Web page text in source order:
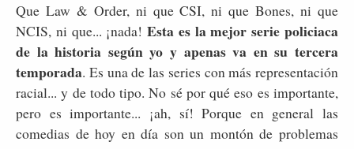
Que Law & Order, ni que CSI, ni que Bones, ni que
NCIS, ni que... ¡nada!Esta es la mejor serie policiaca
de la historia según yo y apenas va en su tercera
temporada. Es una de las series con más representación
racial... y de todo tipo. No sé por qué eso es importante,
pero es importante... ¡ah, sí! Porque en general las
comedias de hoy en día son un montón de problemas